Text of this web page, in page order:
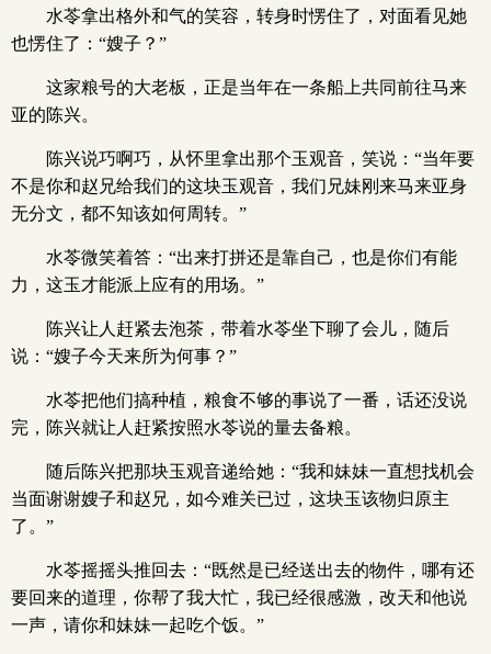
水苓拿出格外和气的笑容，转身时愣住了，对面看见她
也愣住了：“嫂子？”
这家粮号的大老板，正是当年在一条船上共同前往马来
亚的陈兴。
陈兴说巧啊巧，从怀里拿出那个玉观音，笑说：“当年要
不是你和赵兄给我们的这块玉观音，我们兄妹刚来马来亚身
无分文，都不知该如何周转。”
水苓微笑着答：“出来打拼还是靠自己，也是你们有能
力，这玉才能派上应有的用场。”
陈兴让人赶紧去泡茶，带着水苓坐下聊了会儿，随后
说：“嫂子今天来所为何事？”
水苓把他们搞种植，粮食不够的事说了一番，话还没说
完，陈兴就让人赶紧按照水苓说的量去备粮。
随后陈兴把那块玉观音递给她：“我和妹妹一直想找机会
当面谢谢嫂子和赵兄，如今难关已过，这块玉该物归原主
了。”
水苓摇摇头推回去：“既然是已经送出去的物件，哪有还
要回来的道理，你帮了我大忙，我已经很感激，改天和他说
一声，请你和妹妹一起吃个饭。”